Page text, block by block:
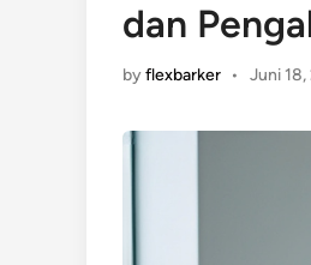
dan
byflexbarker • Juni